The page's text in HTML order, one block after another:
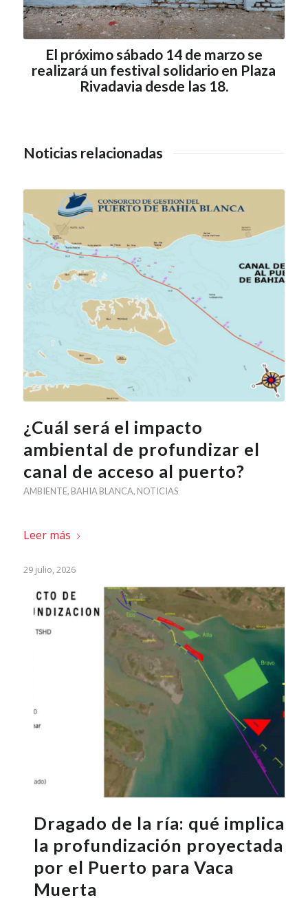
El próximo sábado 14 de marzo se
realizará un festival solidario en Plaza
Rivadavia desde las 18.
Noticias relacionadas
¿Cuál será el impacto
ambiental de profundizar el
canal de acceso al puerto?
AMBIENTE, BAHIA BLANCA, NOTICIAS
Leer más
29 julio, 2026
Dragado de la ría: qué implica
la profundización proyectada
por el Puerto para Vaca
Muerta